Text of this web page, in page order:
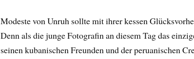
Modeste von Unruh sollte mit ihrer kessen
Denn als die junge Fotografin an diesem Tag das
seinen kubanischen Freunden und der peruanischen